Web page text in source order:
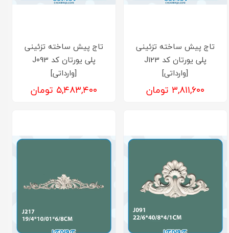
تاج پیش ساخته تزئینی
پلی یورتان کد J123
[وارداتی]
۳,۸۱۱,۶۰۰ تومان
تاج پیش ساخته تزئینی
پلی یورتان کد J093
[وارداتی]
۵,۴۸۳,۴۰۰ تومان